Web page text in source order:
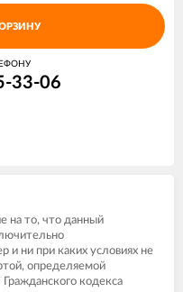
33-06
на то, что данный
и ни при каких условиях не
определяемой
кодекса